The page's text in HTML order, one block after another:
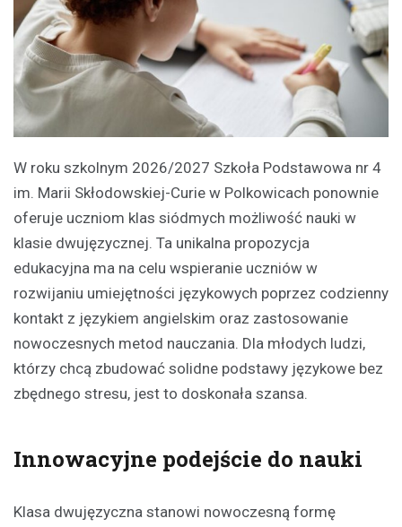
W roku szkolnym 2026/2027 Szkoła Podstawowa nr 4
im. Marii Skłodowskiej-Curie w Polkowicach ponownie
oferuje uczniom klas siódmych możliwość nauki w
klasie dwujęzycznej. Ta unikalna propozycja
edukacyjna ma na celu wspieranie uczniów w
rozwijaniu umiejętności językowych poprzez codzienny
kontakt z językiem angielskim oraz zastosowanie
nowoczesnych metod nauczania. Dla młodych ludzi,
którzy chcą zbudować solidne podstawy językowe bez
zbędnego stresu, jest to doskonała szansa.
Innowacyjne podejście do nauki
Klasa dwujęzyczna stanowi nowoczesną formę